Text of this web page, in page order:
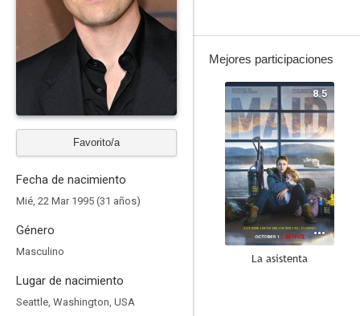
Favorito/a
Fecha de nacimiento
Mié, 22 Mar 1995 (31 años)
Género
Masculino
Lugar de nacimiento
Seattle, Washington, USA
Mejores participaciones
8.5
La asistenta